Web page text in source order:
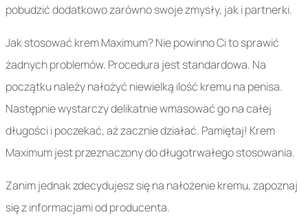
pobudzić dodatkowo zarówno swoje zmysły, jak i partnerki.
Jak stosować krem Maximum? Nie powinno Ci to sprawić
żadnych problemów. Procedura jest standardowa. Na
początku należy nałożyć niewielką ilość kremu na penisa.
Następnie wystarczy delikatnie wmasować go na całej
długości i poczekać, aż zacznie działać. Pamiętaj! Krem
Maximum jest przeznaczony do długotrwałego stosowania.
Zanim jednak zdecydujesz się na nałożenie kremu, zapoznaj
się z informacjami od producenta.